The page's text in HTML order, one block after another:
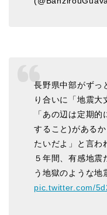
長野県中部がずっ
り合いに「地震大
「あの辺は定期
すること)がある
たいだよ」と言わ
５年間、有感地
う地獄のような地
pic.twitter.com/